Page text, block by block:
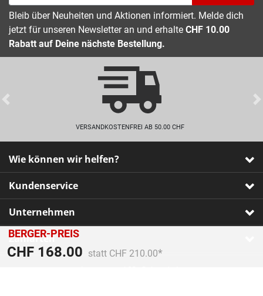
BERGER-PREIS
CHF 168.00 Preis reduziert von
statt CHF 210.00
An
Bleib über Neuheiten und Aktionen informiert. Melde dich
jetzt für unseren Newsletter an und erhalte CHF 10.00
Rabatt auf Deine nächste Bestellung.
VERSANDKOSTENFREI AB 50.00 CHF
Previous
Wie können wir helfen?
Kundenservice
Unternehmen
Zahlarten